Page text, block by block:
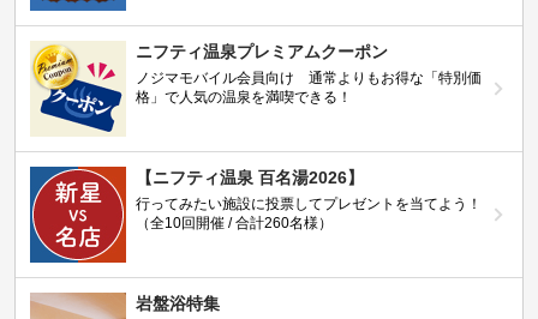
ニフティ温泉プレミアムクーポン
ノジマモバイル会員向け 通常よりもお得な「特別価
格」で人気の温泉を満喫できる！
【ニフティ温泉 百名湯2026】
行ってみたい施設に投票してプレゼントを当てよう！
（全10回開催 / 合計260名様）
岩盤浴特集